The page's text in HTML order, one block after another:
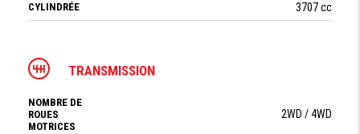
CYLINDRÉE 3707 cc
TRANSMISSION
NOMBRE DE
ROUES
MOTRICES
2WD / 4WD